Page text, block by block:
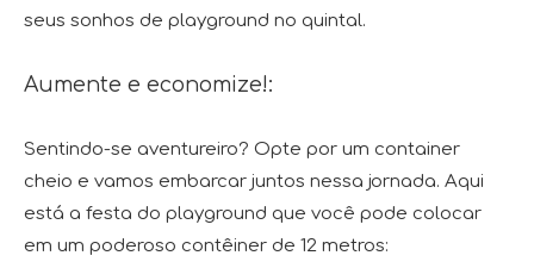
seus sonhos de playground no quintal.
Aumente e economize!:
Sentindo-se aventureiro? Opte por um container
cheio e vamos embarcar juntos nessa jornada. Aqui
está a festa do playground que você pode colocar
em um poderoso contêiner de 12 metros: